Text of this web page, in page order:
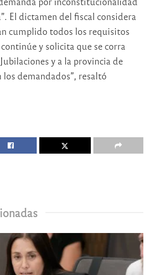
El dictamen del fiscal considera
cumplido todos los requisitos
y solicita que se corra
y a la provincia de
los demandados”, resaltó